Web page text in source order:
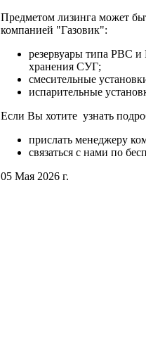
Предметом лизинга может
компанией "Газовик":
резервуары типа РВС и
хранения СУГ;
смесительные
испарительные
Если Вы хотите узнать
прислать менеджеру
связаться с нами по
05 Мая 2026 г.